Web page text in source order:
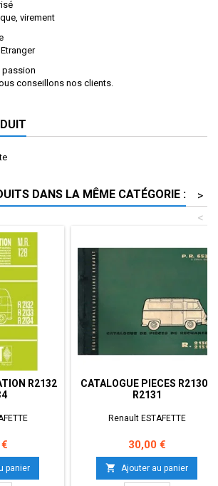
virement
passion
conseillons nos clients.
DANS LA MÊME CATÉGORIE :
>
<
R2132
panier
CATALOGUE PIECES R2130 /
R2131
Renault ESTAFETTE
Prix
30,00 €
 Ajouter au panier